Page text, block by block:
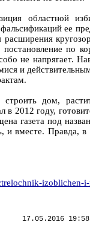
областной
ее
по
не напрягает.
и
дом,
в 2012 году,
газета под
вместе. Правда, в
izoblichen-
17.05.2016